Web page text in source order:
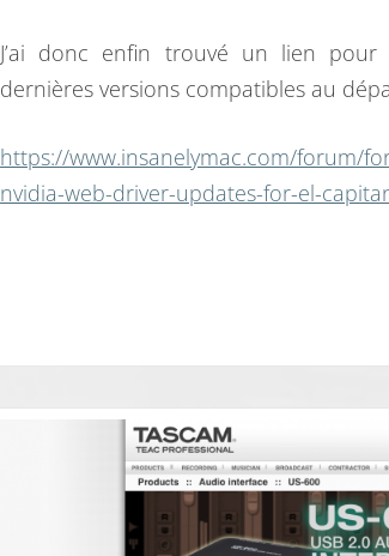
J’ai donc enfin trouvé un lien pour
dernières versions compatibles au
https://www.insanelymac.com/forum/
nvidia-web-driver-updates-for-el-